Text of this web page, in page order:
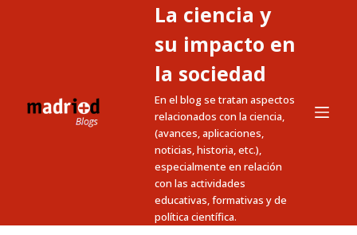
n
La ciencia y
su impacto en
la sociedad
En el blog se tratan aspectos
relacionados con la ciencia,
(avances, aplicaciones,
noticias, historia, etc.),
especialmente en relación
con las actividades
educativas, formativas y de
política científica.